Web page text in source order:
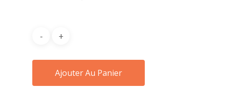
Ajouter Au Panier